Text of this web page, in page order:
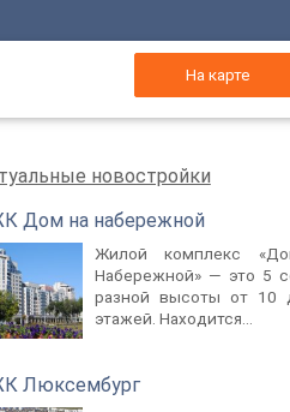
На карте
новостройки
Дом на набережной
Жилой комплекс
Набережной» — это 5
разной высоты от 10
этажей. Находится...
Люксембург